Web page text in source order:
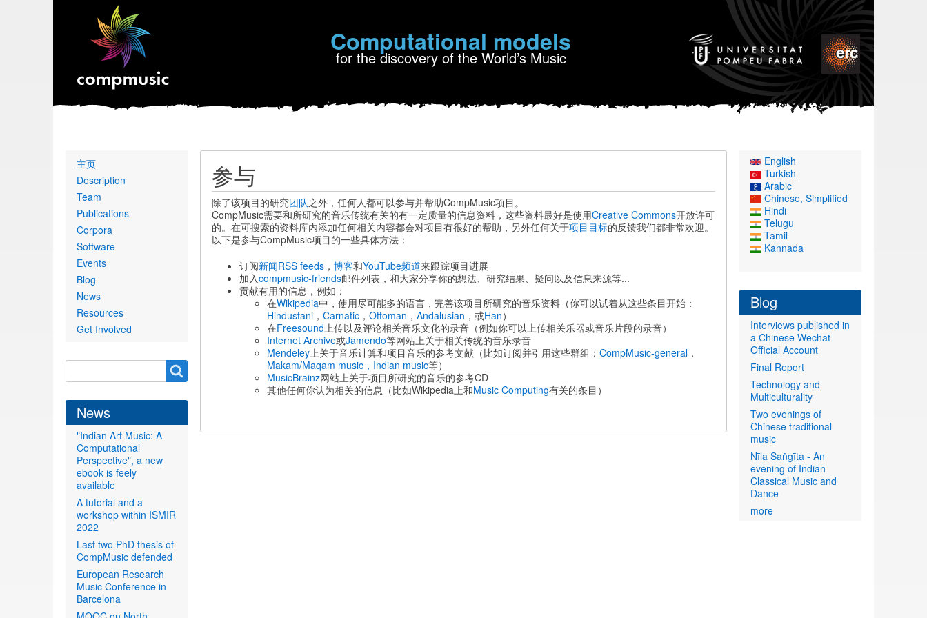
Computational models
for the discovery of the World’s Music
参与
除了该项目的研究团队之外，任何人都可以参与并帮助CompMusic项目。
CompMusic需要和所研究的音乐传统有关的有一定质量的信息资料，这些资料最好是使用Creative Commons开放许可
的。 在可搜索的资料库内添加任何相关内容都会对项目有很好的帮助， 另外任何关于项目目标的反馈我们都非常欢迎。
以下是参与CompMusic项目的一些具体方法：
订阅新闻RSS feeds， 博客和YouTube频道来跟踪项目进展
加入compmusic-friends邮件列表， 和大家分享你的想法、研究结果、疑问以及信息来源等...
贡献有用的信息，例如：
在Wikipedia中，使用尽可能多的语言， 完善该项目所研究的音乐资料（你可以试着从这些条目开始：
Hindustani， Carnatic， Ottoman ， Andalusian ，或Han）
在Freesound上传以及评论相关音乐文化的录音（例如你可以上传相关乐器或音乐片段的录音）
Internet Archive或Jamendo等网站上关于相关传统的音乐录音
Mendeley上关于音乐计算和项目音乐的参考文献（比如订阅并引用这些群组： CompMusic-general，
Makam/Maqam music， Indian music等）
MusicBrainz网站上关于项目所研究的音乐的参考CD
其他任何你认为相关的信息（比如Wikipedia上和Music Computing有关的条目）
Primary
links
主页
Description
Team
Publications
Corpora
Software
Events
Blog
News
Resources
Get Involved
form
News
"Indian Art Music: A
Computational
Perspective", a new
ebook is feely
available
A tutorial and a
workshop within ISMIR
2022
Last two PhD thesis of
CompMusic defended
European Research
Music Conference in
Barcelona
English
Turkish
Arabic
Chinese, Simplified
Hindi
Telugu
Tamil
Kannada
Blog
Interviews published in
a Chinese Wechat
Official Account
Final Report
Technology and
Multiculturality
Two evenings of
Chinese traditional
music
Nīla Saṅgīta - An
evening of Indian
Classical Music and
Dance
more